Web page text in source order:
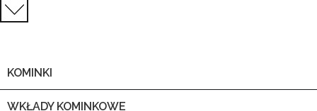
KOMINKI
WKŁADY KOMINKOWE